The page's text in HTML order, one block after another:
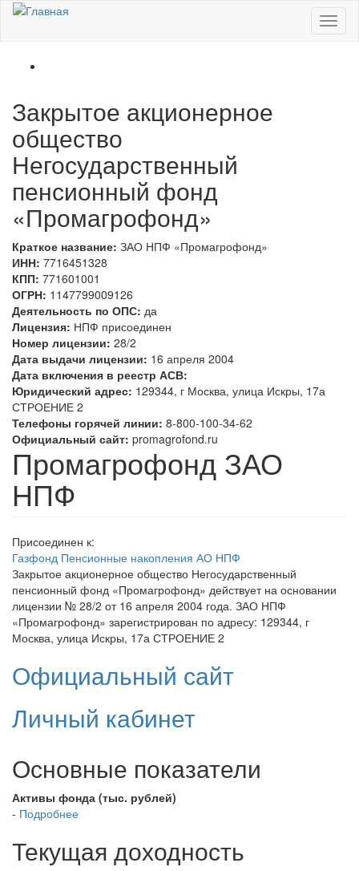
Перейти к основному содержанию
Закрытое акционерное
общество
Негосударственный
пенсионный фонд
«Промагрофонд»
Краткое название: ЗАО НПФ «Промагрофонд»
ИНН: 7716451328
КПП: 771601001
ОГРН: 1147799009126
Деятельность по ОПС: да
Лицензия: НПФ присоединен
Номер лицензии: 28/2
Дата выдачи лицензии: 16 апреля 2004
Дата включения в реестр АСВ:
Юридический адрес: 129344, г Москва, улица Искры, 17а
СТРОЕНИЕ 2
Телефоны горячей линии: 8-800-100-34-62
Официальный сайт: promagrofond.ru
Промагрофонд ЗАО
НПФ
Присоединен к:
Газфонд Пенсионные накопления АО НПФ
Закрытое акционерное общество Негосударственный
пенсионный фонд «Промагрофонд» действует на основании
лицензии № 28/2 от 16 апреля 2004 года. ЗАО НПФ
«Промагрофонд» зарегистрирован по адресу: 129344, г
Москва, улица Искры, 17а СТРОЕНИЕ 2
Официальный сайт
Личный кабинет
Основные показатели
Активы фонда (тыс. рублей)
- Подробнее
Текущая доходность